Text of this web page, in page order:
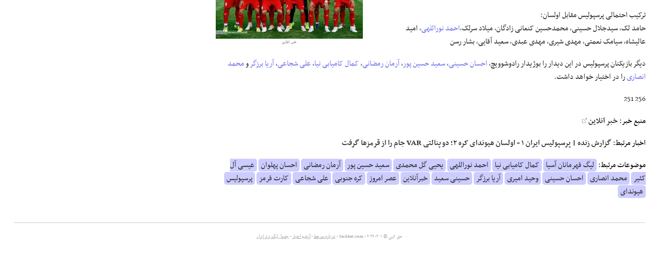
خبر آنلاین
ترکیب احتمالی پرسپولیس مقابل اولسان:
حامد لک، سیدجلال حسینی، محمدحسین کنعانی زادگان، میلاد سرلک،احمد نوراللهی، امید
عالیشاه، سیامک نعمتی، مهدی شیری، مهدی عبدی، سعید آقایی، بشار رسن
دیگر بازیکنان پرسپولیس در این دیدار را بوژیدار رادوشوویچ،احسان حسینی،سعید حسین پور،آرمان رمضانی،کمال کامیابی نیا،علی شجاعی،آریا برزگرومحمد
انصاریرا در اختیار خواهد داشت.
256 251
منبع خبر:خبر آنلاین
اخبار مرتبط:گزارش زنده | پرسپولیس ایران ۱ - اولسان هیوندای کره ۲؛ دو پنالتی VAR جام را از قرمز‌ها گرفت
موضوعات مرتبط: لیگ قهرمانان آسیا کمال کامیابی نیا احمد نوراللهی یحیی گل محمدی سعید حسین پور آرمان رمضانی احسان پهلوان عیسی آل
کثیر محمد انصاری احسان حسینی وحید امیری آریا برزگر حسینی سعید خبرآنلاین عصر امروز کره جنوبی علی شجاعی کارت قرمز پرسپولیس
هیوندای
حق کپی © ۲۰۰۱-۲۰۲۶ - Sarkhat.com - درباره سرخط-آرشیو اخبار-جدول لیگ برتر ایران